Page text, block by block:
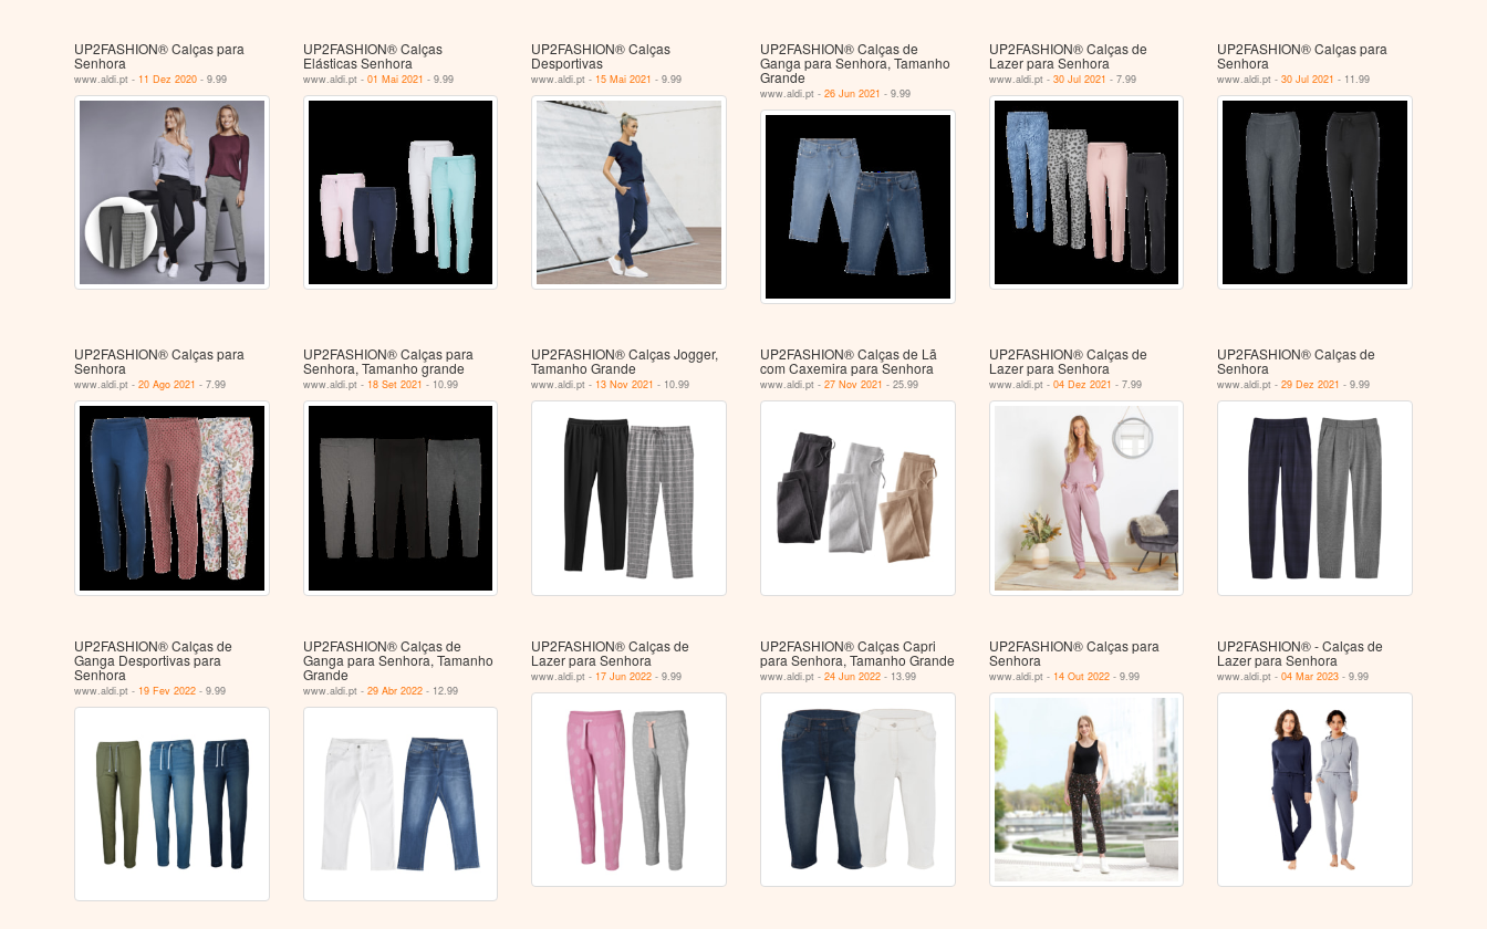
UP2FASHION® Calças para
Senhora
www.aldi.pt - 11 Dez 2020 - 9.99
UP2FASHION® Calças
Elásticas Senhora
www.aldi.pt - 01 Mai 2021 - 9.99
UP2FASHION® Calças
Desportivas
www.aldi.pt - 15 Mai 2021 - 9.99
UP2FASHION® Calças de
Ganga para Senhora, Tamanho
Grande
www.aldi.pt - 26 Jun 2021 - 9.99
UP2FASHION® Calças de
Lazer para Senhora
www.aldi.pt - 30 Jul 2021 - 7.99
UP2FASHION® Calças para
Senhora
www.aldi.pt -30 Jul 2021 - 11.99
UP2FASHION® Calças para
Senhora
www.aldi.pt -20 Ago 2021 - 7.99
UP2FASHION® Calças para
Senhora, Tamanho grande
www.aldi.pt - 18 Set 2021 - 10.99
UP2FASHION® Calças Jogger,
Tamanho Grande
www.aldi.pt - 13 Nov 2021 - 10.99
UP2FASHION® Calças de Lã
com Caxemira para Senhora
www.aldi.pt - 27 Nov 2021 - 25.99
UP2FASHION® Calças de
Lazer para Senhora
www.aldi.pt - 04 Dez 2021 - 7.99
UP2FASHION® Calças de
Senhora
www.aldi.pt -29 Dez 2021 - 9.99
UP2FASHION® Calças de
Ganga Desportivas para
Senhora
www.aldi.pt - 19 Fev 2022 - 9.99
UP2FASHION® Calças de
Ganga para Senhora, Tamanho
Grande
www.aldi.pt - 29 Abr 2022- 12.99
UP2FASHION® Calças de
Lazer para Senhora
www.aldi.pt - 17 Jun 2022 - 9.99
UP2FASHION® Calças Capri
para Senhora, Tamanho Grande
www.aldi.pt - 24 Jun 2022- 13.99
UP2FASHION® Calças para
Senhora
www.aldi.pt - 14 Out 2022- 9.99
UP2FASHION® - Calças de
Lazer para Senhora
www.aldi.pt -04 Mar 2023 - 9.99